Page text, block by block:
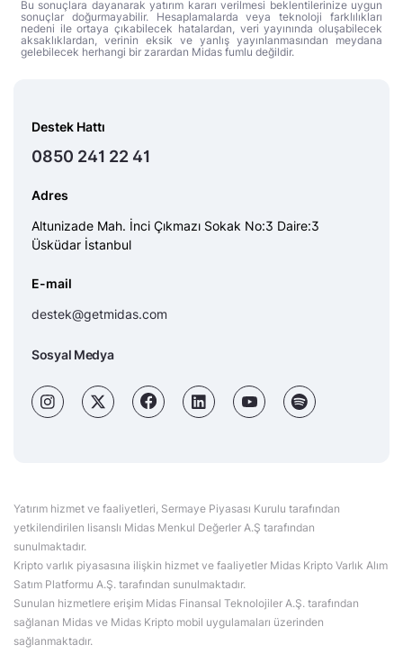
Bu sonuçlara dayanarak yatırım kararı verilmesi beklentilerinize uygun
sonuçlar doğurmayabilir. Hesaplamalarda veya teknoloji farklılıkları
nedeni ile ortaya çıkabilecek hatalardan, veri yayınında oluşabilecek
aksaklıklardan, verinin eksik ve yanlış yayınlanmasından meydana
gelebilecek herhangi bir zarardan Midas fumlu değildir.
Destek Hattı
0850 241 22 41
Adres
Altunizade Mah. İnci Çıkmazı Sokak No:3 Daire:3
Üsküdar İstanbul
E-mail
destek@getmidas.com
Sosyal Medya
Yatırım hizmet ve faaliyetleri, Sermaye Piyasası Kurulu tarafından
yetkilendirilen lisanslı Midas Menkul Değerler A.Ş tarafından
sunulmaktadır.
Kripto varlık piyasasına ilişkin hizmet ve faaliyetler Midas Kripto Varlık Alım
Satım Platformu A.Ş. tarafından sunulmaktadır.
Sunulan hizmetlere erişim Midas Finansal Teknolojiler A.Ş. tarafından
sağlanan Midas ve Midas Kripto mobil uygulamaları üzerinden
sağlanmaktadır.